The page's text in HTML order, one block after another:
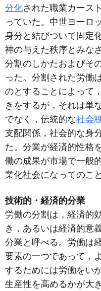
分化された職業カース
っていた。中世ヨーロ
身分と結びついて固定
神の与えた秩序とみな
分割のしかたおよびそ
った。分割された労働
のとすることによって
きをするが，それは単
でなく，伝統的な社会
支配関係，社会的な身
た。分業が経済的性格
働の成果が市場で一般
業化社会になってのこ
技術的・経済的分業
労働の分割は，経済的
き，あるいは経済的意
分業と呼べる。労働は
要素の一つであって，
するためには労働をい
生産性を高めるかが大